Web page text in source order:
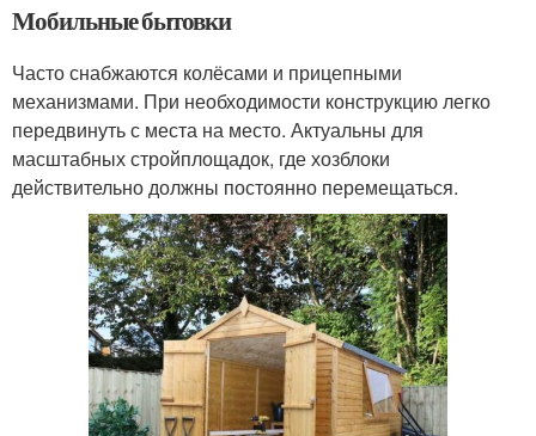
Мобильные бытовки
Часто снабжаются колёсами и прицепными
механизмами. При необходимости конструкцию легко
передвинуть с места на место. Актуальны для
масштабных стройплощадок, где хозблоки
действительно должны постоянно перемещаться.